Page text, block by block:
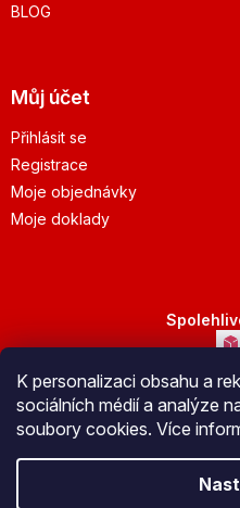
K personalizaci obsahu a
sociálních médií a analýze
soubory cookies. Více
BLOG
Můj účet
Přihlásit se
Registrace
Moje objednávky
Moje doklady